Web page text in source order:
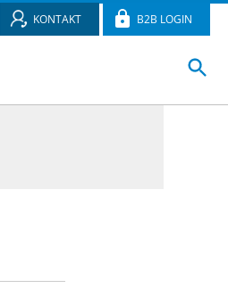
KONTAKT B2B LOGIN